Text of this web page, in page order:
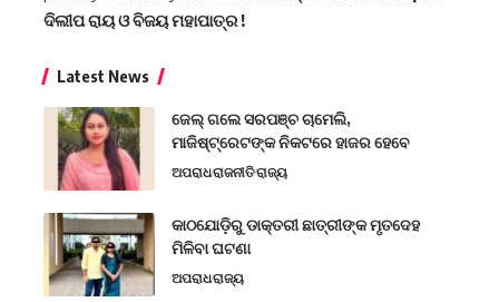
ଦିଲୀପ ରାୟ ଓ ବିଜୟ ମହାପାତ୍ର !
Latest News
ଜେଲ୍ ଗଲେ ସରପଞ୍ଚ ଚାମେଲି,
ମାଜିଷ୍ଟ୍ରେଟଙ୍କ ନିକଟରେ ହାଜର ହେବେ
ଅପରାଧରାଜନୀତିରାଜ୍ୟ
କାଠଯୋଡ଼ିରୁ ଡାକ୍ତରୀ ଛାତ୍ରୀଙ୍କ ମୃତଦେହ
ମିଳିବା ଘଟଣା
ଅପରାଧରାଜ୍ୟ